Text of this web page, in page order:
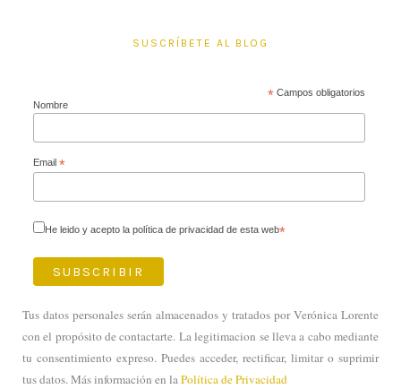
SUSCRÍBETE AL BLOG
*Campos obligatorios
Nombre
Email *
He leido y acepto la política de privacidad de esta web*
Tus datos personales serán almacenados y tratados por Verónica Lorente
con el propósito de contactarte. La legitimacion se lleva a cabo mediante
tu consentimiento expreso. Puedes acceder, rectificar, limitar o suprimir
tus datos. Más información en laPolítica de Privacidad